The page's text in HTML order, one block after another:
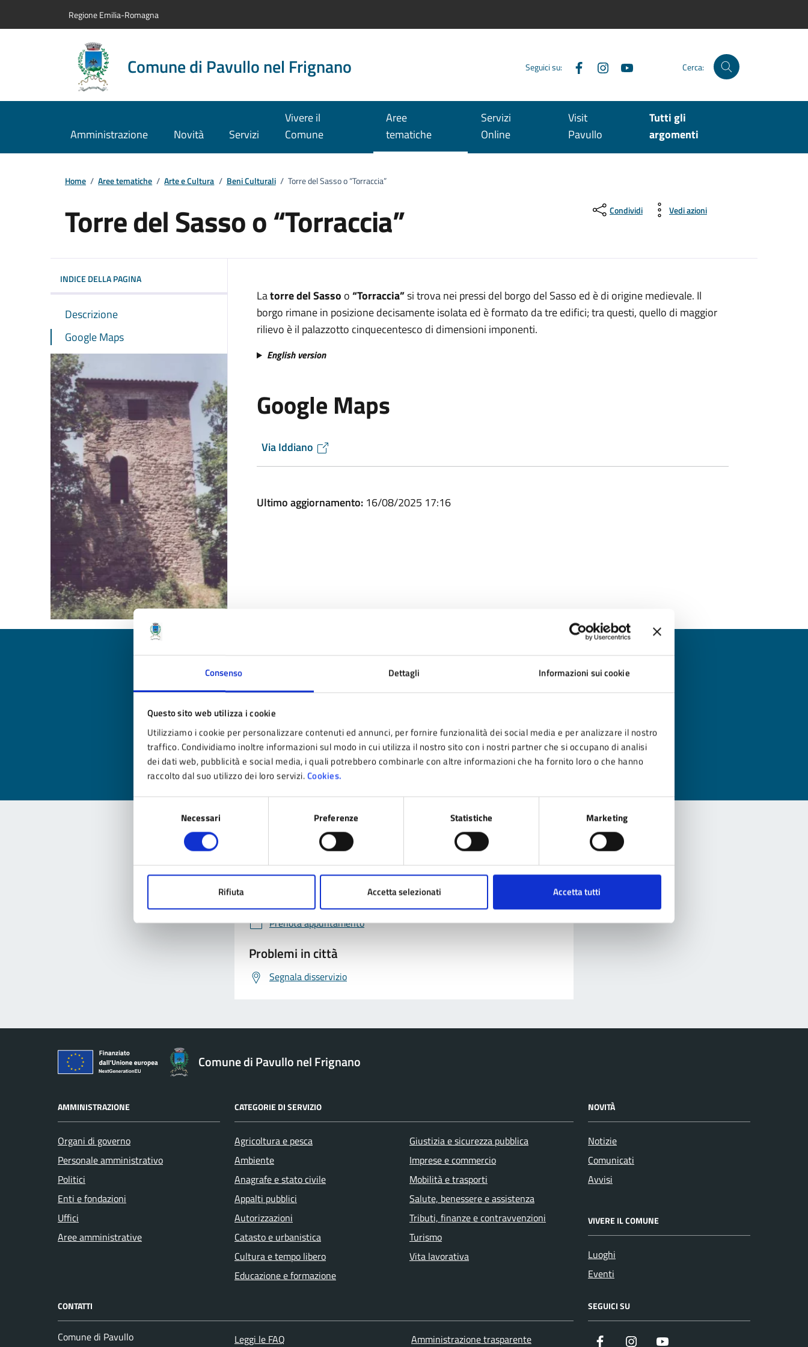
Consenso Dettagli Informazioni sui cookie
Questo sito web utilizza i cookie
Utilizziamo i cookie per personalizzare contenuti ed annunci, per fornire funzionalità dei social media e per analizzare il nostro
traffico. Condividiamo inoltre informazioni sul modo in cui utilizza il nostro sito con i nostri partner che si occupano di analisi
dei dati web, pubblicità e social media, i quali potrebbero combinarle con altre informazioni che ha fornito loro o che hanno
raccolto dal suo utilizzo dei loro servizi.Cookies.
Selezione
Necessari Preferenze Statistiche Marketing
Rifiuta Accetta selezionati Accetta tutti
Regione Emilia-Romagna
Comune di Pavullo nel Frignano Seguici su: FacebookInstagram Cerca:
Amministrazione Novità Servizi
Vivere il
Comune
Aree
tematiche
Servizi
Online
Visit
Pavullo
Tutti gli
argomenti
Home / Aree tematiche / Arte e Cultura / Beni Culturali / Torre del Sasso o “Torraccia”
Torre del Sasso o “Torraccia” Condividi Vedi azioni
INDICE DELLA PAGINA
Descrizione
Google Maps
Latorre del Sasso o“Torraccia”si trova nei pressi del borgo del Sasso ed è di origine medievale. Il
borgo rimane in posizione decisamente isolata ed è formato da tre edifici; tra questi, quello di maggior
rilievo è il palazzotto cinquecentesco di dimensioni imponenti.
English version
Google Maps
Via Iddiano
Ultimo aggiornamento: 16/08/2025 17:16
Valuta 5 stelle su 5
Valuta 4 stelle su 5
Valuta 3 stelle su 5
Valuta 2 stelle su 5
Valuta 1 stelle su 5
Contatta il comune
Leggi le domande frequenti
Prenota appuntamento
Problemi in città
Segnala disservizio
Comune di Pavullo nel Frignano
AMMINISTRAZIONE
Organi di governo
Personale amministrativo
Politici
Enti e fondazioni
Uffici
Aree amministrative
CATEGORIE DI SERVIZIO
Agricoltura e pesca
Ambiente
Anagrafe e stato civile
Appalti pubblici
Autorizzazioni
Catasto e urbanistica
Cultura e tempo libero
Educazione e formazione
Giustizia e sicurezza pubblica
Imprese e commercio
Mobilità e trasporti
Salute, benessere e assistenza
Tributi, finanze e contravvenzioni
Turismo
Vita lavorativa
NOVITÀ
Notizie
Comunicati
Avvisi
VIVERE IL COMUNE
Luoghi
Eventi
CONTATTI
Comune di Pavullo
Leggi le FAQ Amministrazione trasparente
SEGUICI SU
Facebook Instagram